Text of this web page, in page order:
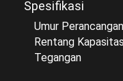
Spesifikasi
Umur
Rentang